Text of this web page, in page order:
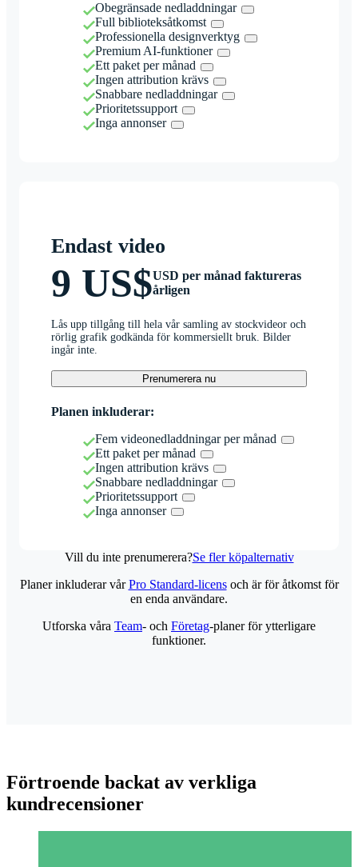
Obegränsade nedladdningar
Full biblioteksåtkomst
Professionella designverktyg
Premium AI-funktioner
Ett paket per månad
Ingen attribution krävs
Snabbare nedladdningar
Prioritetssupport
Inga annonser
Endast video
9 US$USD per månad faktureras
årligen
Lås upp tillgång till hela vår samling av stockvideor och
rörlig grafik godkända för kommersiellt bruk. Bilder
ingår inte.
Prenumerera nu
Planen inkluderar:
Fem videonedladdningar per månad
Ett paket per månad
Ingen attribution krävs
Snabbare nedladdningar
Prioritetssupport
Inga annonser
Vill du inte prenumerera?Se fler köpalternativ
Planer inkluderar vårPro Standard-licensoch är för åtkomst för
en enda användare.
Utforska våra Team- och Företag-planer för ytterligare
funktioner.
Förtroende backat av verkliga
kundrecensioner